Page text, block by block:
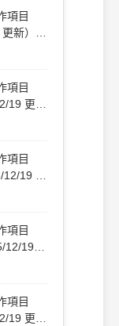
項目
新）
項目
19 更
項目
12/19 更
項目
12/19
項目
19 更